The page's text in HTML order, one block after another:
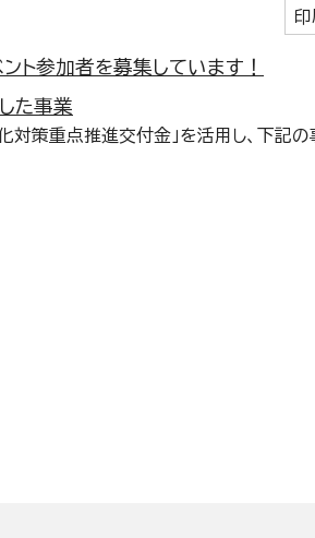
印
ト参加者を募集しています！
た事業
対策重点推進交付金」を活用し、下記の